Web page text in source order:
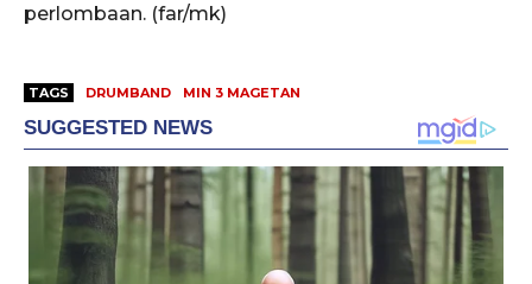
perlombaan. (far/mk)
TAGS DRUMBAND MIN 3 MAGETAN